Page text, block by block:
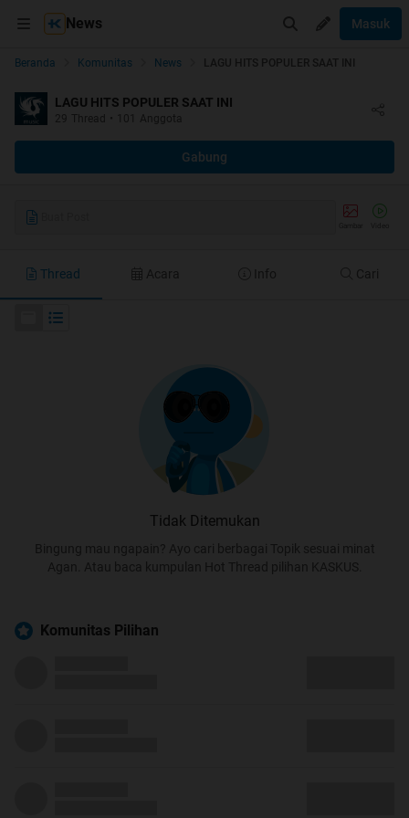
News Masuk
Beranda Komunitas News LAGU HITS POPULER SAAT INI
LAGU HITS POPULER SAAT INI
29 Thread • Anggota
Gabung
Thread Acara Info Cari
Tidak Ditemukan
Bingung mau ngapain? Ayo cari berbagai Topik sesuai minat
Agan. Atau baca kumpulan Hot Thread pilihan KASKUS.
Komunitas Pilihan